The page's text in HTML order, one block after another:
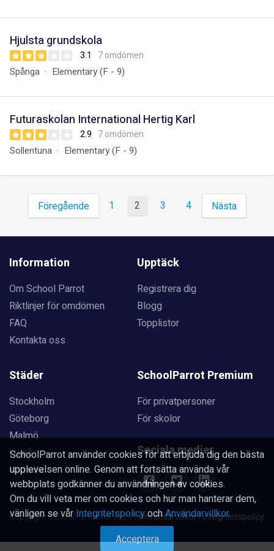
Hjulsta grundskola
3.1 7 omdömen
Spånga Elementary (F - 9)
Futuraskolan International Hertig Karl
2.9 7 omdömen
Sollentuna Elementary (F - 9)
Föregående 1 2 3 4 Nästa
Information
Om School Parrot
Riktlinjer för omdömen
FAQ
Kontakta oss
Upptäck
Registrera dig
Blogg
Topplistor
Städer
Stockholm
Göteborg
Malmö
Luleå
Uppsala
SchoolParrot Premium
För privatpersoner
För skolor
Sociala medier
Copyright SchoolParrot AB 2023|Användarvillkor|Integritetspolicy
SchoolParrot använder cookies för att erbjuda dig den bästa
upplevelsen online. Genom att fortsätta använda vår
webbplats godkänner du användningen av cookies.
Om du vill veta mer om cookies och hur man hanterar dem,
vänligen se vårIntegritetspolicyochAnvändarvillkor.
Acceptera